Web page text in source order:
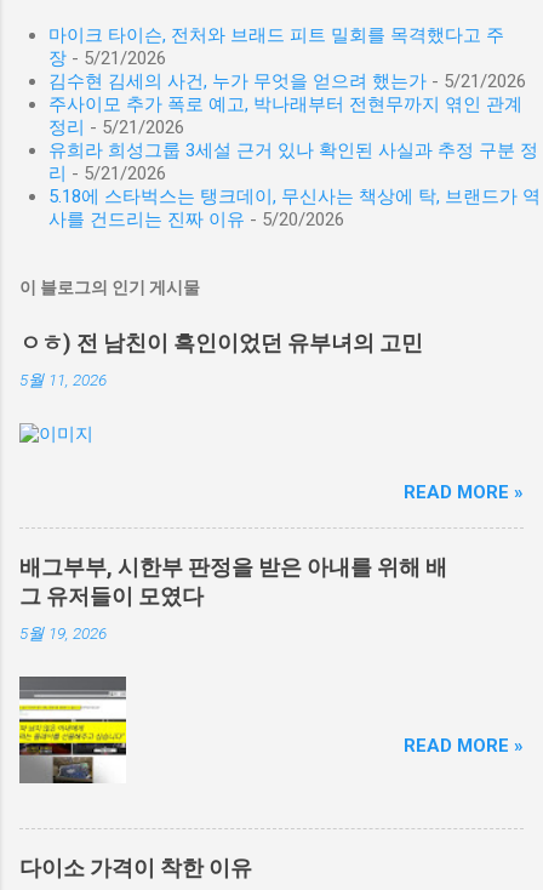
마이크 타이슨, 전처와 브래드 피트 밀회를 목격했다고 주
장 - 5/21/2026
김수현 김세의 사건, 누가 무엇을 얻으려 했는가 - 5/21/2026
주사이모 추가 폭로 예고, 박나래부터 전현무까지 엮인 관계
정리 - 5/21/2026
유희라 희성그룹 3세설 근거 있나 확인된 사실과 추정 구분 정
리 - 5/21/2026
5.18에 스타벅스는 탱크데이, 무신사는 책상에 탁, 브랜드가 역
사를 건드리는 진짜 이유 - 5/20/2026
이 블로그의 인기 게시물
ㅇㅎ) 전 남친이 흑인이었던 유부녀의 고민
5월 11, 2026
READ MORE »
배그부부, 시한부 판정을 받은 아내를 위해 배
그 유저들이 모였다
5월 19, 2026
READ MORE »
다이소 가격이 착한 이유